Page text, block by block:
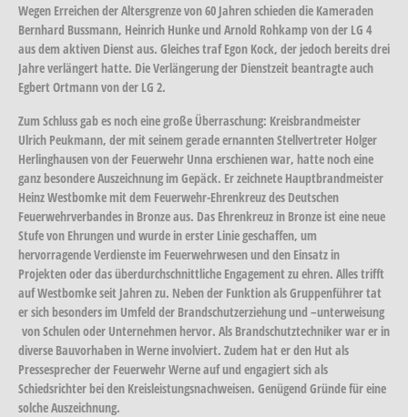
Wegen Erreichen der Altersgrenze von 60 Jahren schieden die Kameraden
Bernhard Bussmann, Heinrich Hunke und Arnold Rohkamp von der LG 4
aus dem aktiven Dienst aus. Gleiches traf Egon Kock, der jedoch bereits drei
Jahre verlängert hatte. Die Verlängerung der Dienstzeit beantragte auch
Egbert Ortmann von der LG 2.
Zum Schluss gab es noch eine große Überraschung: Kreisbrandmeister
Ulrich Peukmann, der mit seinem gerade ernannten Stellvertreter Holger
Herlinghausen von der Feuerwehr Unna erschienen war, hatte noch eine
ganz besondere Auszeichnung im Gepäck. Er zeichnete Hauptbrandmeister
Heinz Westbomke mit dem Feuerwehr-Ehrenkreuz des Deutschen
Feuerwehrverbandes in Bronze aus. Das Ehrenkreuz in Bronze ist eine neue
Stufe von Ehrungen und wurde in erster Linie geschaffen, um
hervorragende Verdienste im Feuerwehrwesen und den Einsatz in
Projekten oder das überdurchschnittliche Engagement zu ehren. Alles trifft
auf Westbomke seit Jahren zu. Neben der Funktion als Gruppenführer tat
er sich besonders im Umfeld der Brandschutzerziehung und –unterweisung
von Schulen oder Unternehmen hervor. Als Brandschutztechniker war er in
diverse Bauvorhaben in Werne involviert. Zudem hat er den Hut als
Pressesprecher der Feuerwehr Werne auf und engagiert sich als
Schiedsrichter bei den Kreisleistungsnachweisen. Genügend Gründe für eine
solche Auszeichnung.